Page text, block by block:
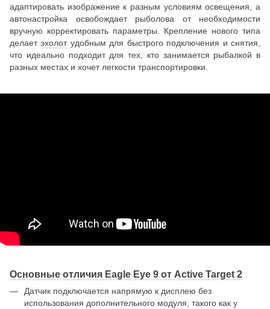
адаптировать изображение к разным условиям освещения, а
автонастройка освобождает рыболова от необходимости
вручную корректировать параметры. Крепление нового типа
делаетэхолотудобным для быстрого подключения и снятия,
что идеально подходит для тех, кто занимается рыбалкой в
разных местах и хочет легкости транспортировки.
Основные отличия Eagle Eye 9 от Active Target 2
Датчик подключается напрямую к дисплею без
использования дополнительного модуля, такого как у